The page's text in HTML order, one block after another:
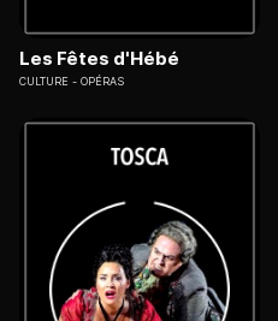
Les Fêtes d'Hébé
CULTURE OPÉRAS